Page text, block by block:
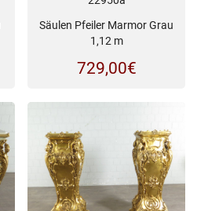
Säulen Pfeiler Marmor Grau
1,12 m
729,00€